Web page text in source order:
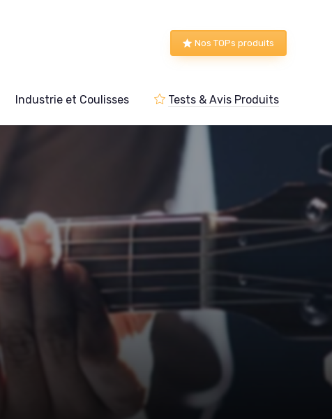
Nos TOPs produits
Industrie et Coulisses Tests & Avis Produits